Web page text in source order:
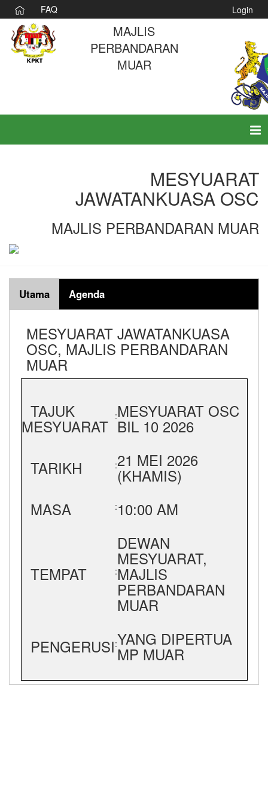
FAQ Login
MAJLIS
PERBANDARAN
MUAR
MESYUARAT
JAWATANKUASA OSC
MAJLIS PERBANDARAN MUAR
Utama Agenda
MESYUARAT JAWATANKUASA
OSC, MAJLIS PERBANDARAN
MUAR
TAJUK
MESYUARAT :MESYUARAT OSC
BIL 10 2026
TARIKH
:21 MEI 2026
(KHAMIS)
MASA
:10:00 AM
TEMPAT :
DEWAN
MESYUARAT,
MAJLIS
PERBANDARAN
MUAR
PENGERUSI:YANG DIPERTUA
MP MUAR